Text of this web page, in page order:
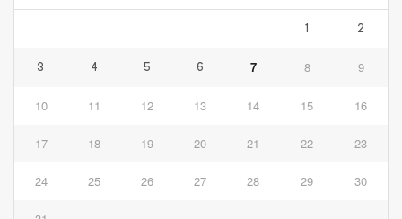
1 2
3 4 5 6 7 8 9
10 11 12 13 14 15 16
17 18 19 20 21 22 23
24 25 26 27 28 29 30